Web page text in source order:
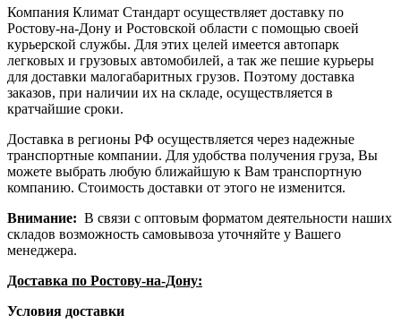
Компания Климат Стандарт осуществляет доставку по
Ростову-на-Дону и Ростовской области с помощью своей
курьерской службы. Для этих целей имеется автопарк
легковых и грузовых автомобилей, а так же пешие курьеры
для доставки малогабаритных грузов. Поэтому доставка
заказов, при наличии их на складе, осуществляется в
кратчайшие сроки.
Доставка в регионы РФ осуществляется через надежные
транспортные компании. Для удобства получения груза, Вы
можете выбрать любую ближайшую к Вам транспортную
компанию. Стоимость доставки от этого не изменится.
Внимание: В связи с оптовым форматом деятельности наших
складов возможность самовывоза уточняйте у Вашего
менеджера.
Доставка по Ростову-на-Дону:
Условия доставки